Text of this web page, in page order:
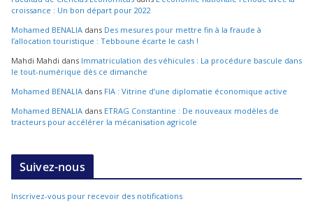
croissance : Un bon départ pour 2022
Mohamed BENALIA dans Des mesures pour mettre fin à la fraude à
l’allocation touristique : Tebboune écarte le cash !
Mahdi Mahdi dans Immatriculation des véhicules : La procédure bascule dans
le tout-numérique dès ce dimanche
Mohamed BENALIA dans FIA : Vitrine d’une diplomatie économique active
Mohamed BENALIA dans ETRAG Constantine : De nouveaux modèles de
tracteurs pour accélérer la mécanisation agricole
Suivez-nous
Inscrivez-vous pour recevoir des notifications